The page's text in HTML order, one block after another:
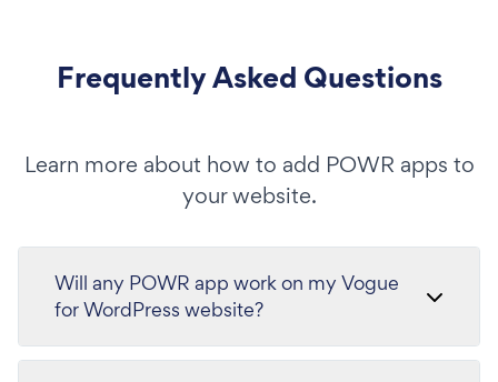
Frequently Asked Questions
Learn more about how to add POWR apps to
your website.
Will any POWR app work on my Vogue
for WordPress website?